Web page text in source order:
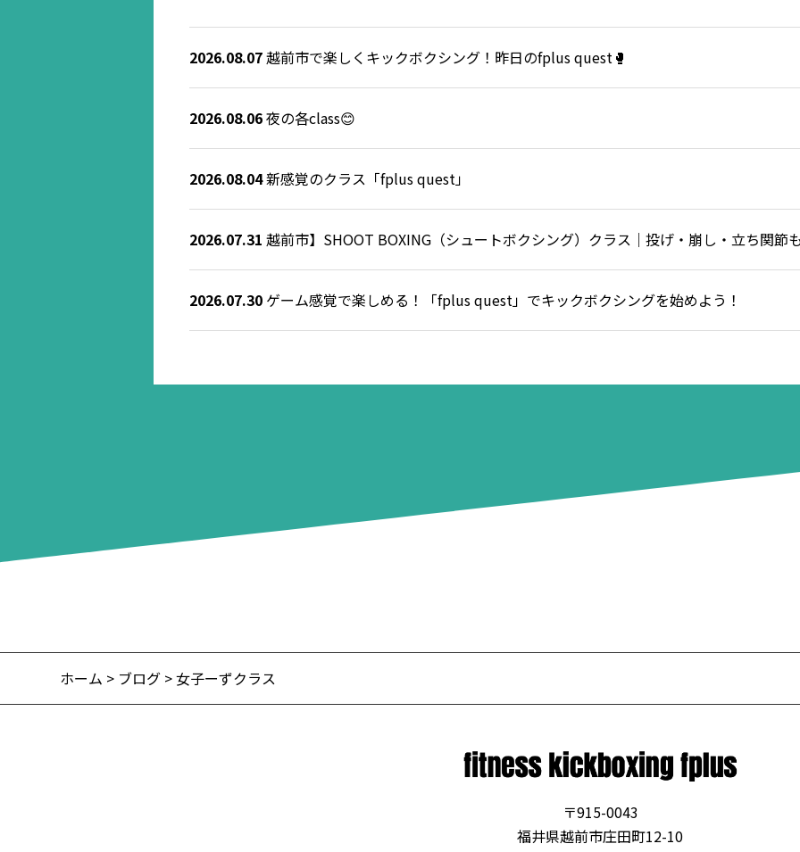
2026.08.07越前市で楽しくキックボクシング！昨日のfplus quest🥊
2026.08.06夜の各class😊
2026.08.04新感覚のクラス「fplus quest」
2026.07.31 越前市】SHOOT BOXING（シュートボクシング）クラス｜投げ・崩し・立ち関節
2026.07.30ゲーム感覚で楽しめる！「fplus quest」でキックボクシングを始めよう！
ホーム > ブログ > 女子ーずクラス
〒915-0043
福井県越前市庄田町12-10